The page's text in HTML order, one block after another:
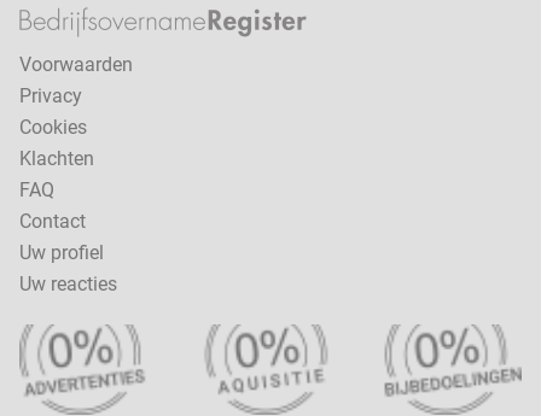
Voorwaarden
Privacy
Cookies
Klachten
FAQ
Contact
Uw profiel
Uw reacties